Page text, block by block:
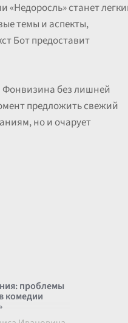
станет
темы и аспекты,
Бот предоставит
Фонвизина без лишней
предложить свежий
но и очарует
проблемы
комедии